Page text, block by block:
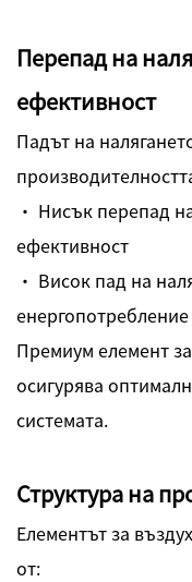
Перепад на
ефективност
Падът на
· Нисък перепад
ефективност
· Висок пад на
енергопотребление
Премиум елемент
осигурява
системата.
Структура на
Елементът за
от: